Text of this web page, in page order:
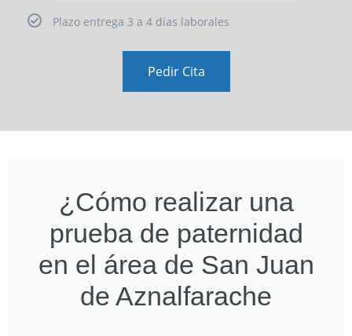
Plazo entrega 3 a 4 días laborales
Pedir Cita
¿Cómo realizar una
prueba de paternidad
en el área de San Juan
de Aznalfarache